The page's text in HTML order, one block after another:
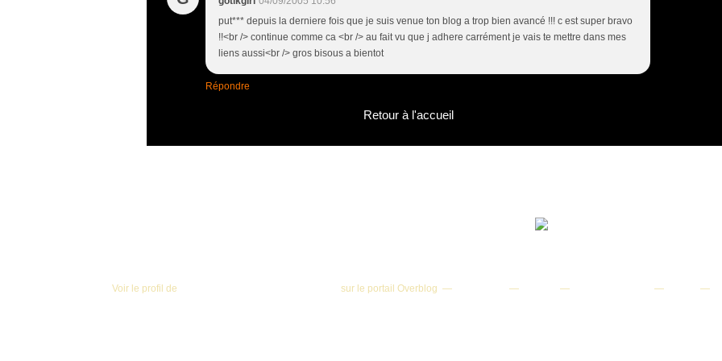
put*** depuis la derniere fois que je suis venue ton blog a trop bien avancé !!! c est super bravo
!!<br /> continue comme ca <br /> au fait vu que j adhere carrément je vais te mettre dans mes
liens aussi<br /> gros bisous a bientot
Répondre
Retour à l'accueil
Voir le profil de sur le portail Overblog